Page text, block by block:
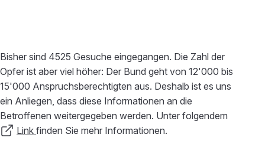
Bisher sind 4525 Gesuche eingegangen. Die Zahl der
Opfer ist aber viel höher: Der Bund geht von 12'000 bis
15'000 Anspruchsberechtigten aus. Deshalb ist es uns
ein Anliegen, dass diese Informationen an die
Betroffenen weitergegeben werden. Unter folgendem
Link finden Sie mehr Informationen.